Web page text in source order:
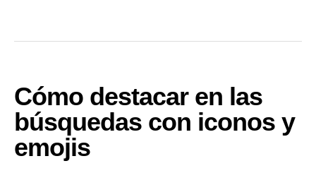
Cómo destacar en las
búsquedas con iconos y
emojis